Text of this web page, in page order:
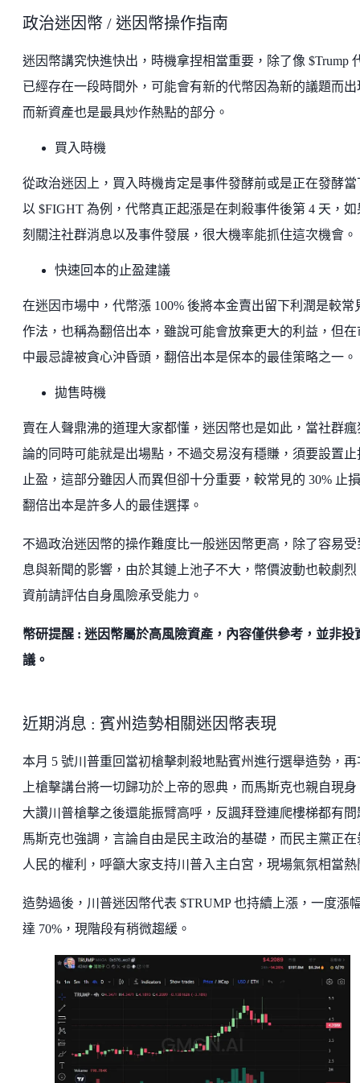
政治迷因幣 / 迷因幣操作指南
迷因幣講究快進快出，時機拿捏相當重要，除了像 $Trump
已經存在一段時間外，可能會有新的代幣因為新的議題而出
而新資產也是最具炒作熱點的部分。
買入時機
從政治迷因上，買入時機肯定是事件發酵前或是正在發酵當
以 $FIGHT 為例，代幣真正起漲是在刺殺事件後第 4 天，如
刻關注社群消息以及事件發展，很大機率能抓住這次機會。
快速回本的止盈建議
在迷因市場中，代幣漲 100% 後將本金賣出留下利潤是較常
作法，也稱為翻倍出本，雖說可能會放棄更大的利益，但在
中最忌諱被貪心沖昏頭，翻倍出本是保本的最佳策略之一。
拋售時機
賣在人聲鼎沸的道理大家都懂，迷因幣也是如此，當社群瘋
論的同時可能就是出場點，不過交易沒有穩賺，須要設置止
止盈，這部分雖因人而異但卻十分重要，較常見的 30% 止
翻倍出本是許多人的最佳選擇。
不過政治迷因幣的操作難度比一般迷因幣更高，除了容易受
息與新聞的影響，由於其鏈上池子不大，幣價波動也較劇烈
資前請評估自身風險承受能力。
幣研提醒 : 迷因幣屬於高風險資產，內容僅供參考，並非投
議。
近期消息 : 賓州造勢相關迷因幣表現
本月 5 號川普重回當初槍擊刺殺地點賓州進行選舉造勢，再
上槍擊講台將一切歸功於上帝的恩典，而馬斯克也親自現身
大讚川普槍擊之後還能振臂高呼，反諷拜登連爬樓梯都有問
馬斯克也強調，言論自由是民主政治的基礎，而民主黨正在
人民的權利，呼籲大家支持川普入主白宮，現場氣氛相當熱
造勢過後，川普迷因幣代表 $TRUMP 也持續上漲，一度漲
達 70%，現階段有稍微趨緩。